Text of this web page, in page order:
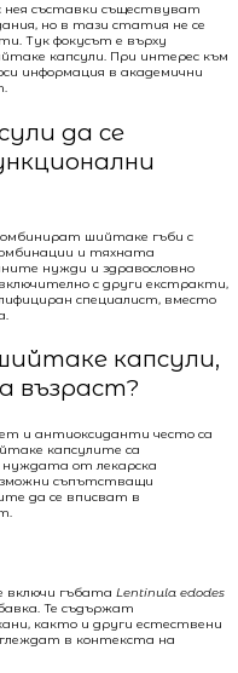
нея съставки съществуват
но в тази статия не се
Тук фокусът е върху
капсули. При интерес към
информация в академични
да се
шийтаке гъби с
и тяхната
нужди и здравословно
с други екстракти,
специалист, вместо
капсули,
възраст?
и антиоксиданти често са
капсулите са
от лекарска
съпътстващи
да се вписват в
включи гъбата Lentinula edodes
Те съдържат
както и други естествени
в контекста на